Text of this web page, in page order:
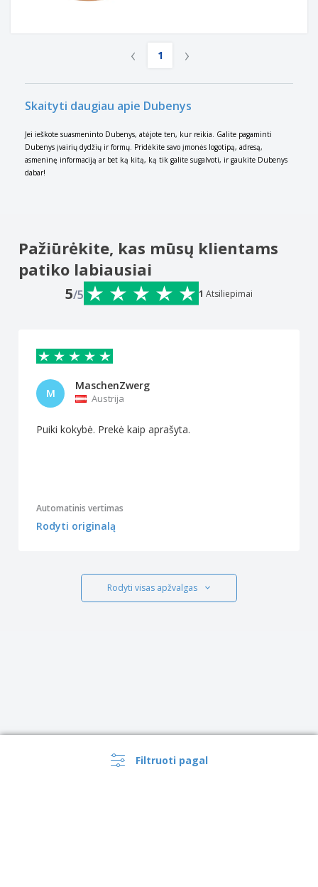
Filtruoti pagal
‹ 1 ›
Skaityti daugiau apie Dubenys
Jei ieškote suasmeninto Dubenys, atėjote ten, kur reikia. Galite pagaminti
Dubenys įvairių dydžių ir formų. Pridėkite savo įmonės logotipą, adresą,
asmeninę informaciją ar bet ką kitą, ką tik galite sugalvoti, ir gaukite Dubenys
dabar!
Pažiūrėkite, kas mūsų klientams
patiko labiausiai
5/5 1 Atsiliepimai
M
MaschenZwerg
Austrija
Puiki kokybė. Prekė kaip aprašyta.
Automatinis vertimas
Rodyti originalą
Rodyti visas apžvalgas